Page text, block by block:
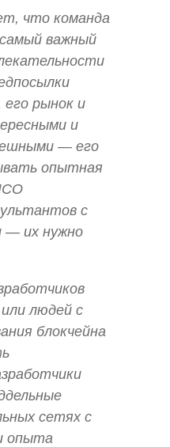
что команда
важный
его рынок и
и
— его
опытная
с
— их нужно
людей с
блокчейна
сетях с
опыта